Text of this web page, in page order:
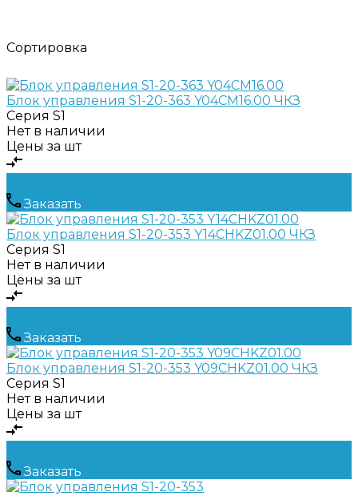
Сортировка
Блок управления S1-20-363 Y04CМ16.00 ЧКЗ
Серия S1
Нет в наличии
Цены за шт
Заказать
Блок управления S1-20-353 Y14CHKZ01.00 ЧКЗ
Серия S1
Нет в наличии
Цены за шт
Заказать
Блок управления S1-20-353 Y09CHKZ01.00 ЧКЗ
Серия S1
Нет в наличии
Цены за шт
Заказать